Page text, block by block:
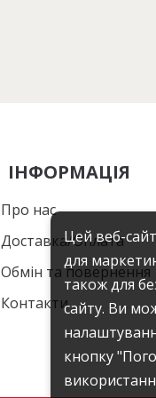
ІНФОРМАЦІЯ
Про нас
Доставка/Оплата
Обмін та повернення
Контакти
Цей веб-
для
також для
сайту. Ви
кнопку